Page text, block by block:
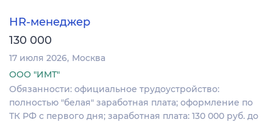
HR-менеджер
130 000
17 июля 2026 Москва
ООО "ИМТ"
Обязанности: официальное трудоустройство:
полностью "белая" заработная плата; оформление по
ТК РФ с первого дня; заработная плата: 130 000 руб. до